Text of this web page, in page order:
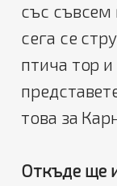
със съвсем
сега се
птича тор
това за
Откъде ще